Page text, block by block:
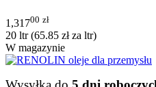
1,31700 zł
20 ltr (65.85 złza ltr)
W magazynie